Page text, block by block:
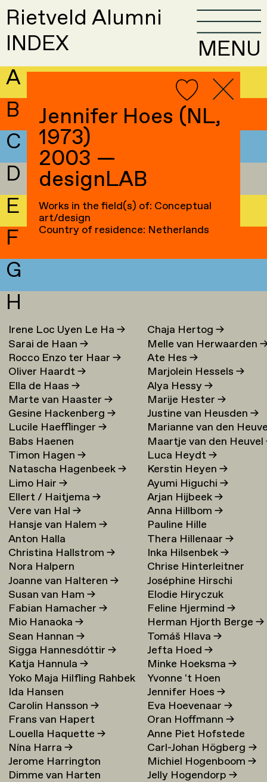
Rietveld Alumni
INDEX
MENU
A
B
C
D
E
F
G
H
Irene Loc Uyen Le Ha→
Sarai de Haan→
Rocco Enzo ter Haar→
Oliver Haardt→
Ella de Haas→
Marte van Haaster→
Gesine Hackenberg→
Lucile Haefflinger→
Babs Haenen
Timon Hagen→
Natascha Hagenbeek→
Limo Hair→
Ellert / Haitjema→
Vere van Hal→
Hansje van Halem→
Anton Halla
Christina Hallstrom→
Nora Halpern
Joanne van Halteren→
Susan van Ham→
Fabian Hamacher→
Mio Hanaoka→
Sean Hannan→
Sigga Hannesdóttir→
Katja Hannula→
Yoko Maja Hilfling Rahbek
Hansen→
Ida Hansen
Carolin Hansson→
Frans van Hapert
Louella Haquette→
Nína Harra→
Jerome Harrington
Dimme van Harten
Chaja Hertog→
Melle van Herwaarden
Ate Hes→
Marjolein Hessels→
Alya Hessy→
Marije Hester→
Justine van Heusden→
Marianne van den
→
Maartje van den Heuvel
Luca Heydt→
Kerstin Heyen→
Ayumi Higuchi→
Arjan Hijbeek→
Anna Hillbom→
Pauline Hille
Thera Hillenaar→
Inka Hilsenbek→
Chrise Hinterleitner
Joséphine Hirschi
Elodie Hiryczuk
Feline Hjermind→
Herman Hjorth Berge→
Tomáš Hlava→
Jefta Hoed→
Minke Hoeksma→
Yvonne 't Hoen
Jennifer Hoes→
Eva Hoevenaar→
Oran Hoffmann→
Anne Piet Hofstede
Carl-Johan Högberg→
Michiel Hogenboom→
Jelly Hogendorp→
Jennifer Hoes (NL,
1973)
2003 —
designLAB
Works in the field(s) of: Conceptual
art/design
Country of residence: Netherlands